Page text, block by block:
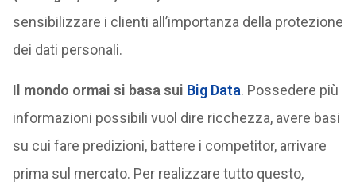
sensibilizzare i clienti all’importanza della protezione
dei dati personali.
Il mondo ormai si basa sui Big Data. Possedere più
informazioni possibili vuol dire ricchezza, avere basi
su cui fare predizioni, battere i competitor, arrivare
prima sul mercato. Per realizzare tutto questo,